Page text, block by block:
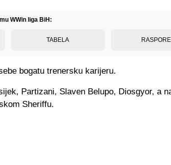
WWin liga BiH:
TABELA
bogatu trenersku karijeru.
Partizani, Slaven Belupo, Diosgyor, a
Sheriffu.